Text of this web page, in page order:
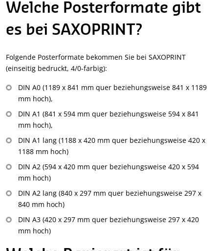
Welche Posterformate gibt
es bei SAXOPRINT?
Folgende Posterformate bekommen Sie bei SAXOPRINT
(einseitig bedruckt, 4/0-farbig):
DIN A0 (1189 x 841 mm quer beziehungsweise 841 x 1189
mm hoch),
DIN A1 (841 x 594 mm quer beziehungsweise 594 x 841
mm hoch),
DIN A1 lang (1188 x 420 mm quer beziehungsweise 420 x
1188 mm hoch)
DIN A2 (594 x 420 mm quer beziehungsweise 420 x 594
mm hoch)
DIN A2 lang (840 x 297 mm quer beziehungsweise 297 x
840 mm hoch)
DIN A3 (420 x 297 mm quer beziehungsweise 297 x 420
mm hoch)